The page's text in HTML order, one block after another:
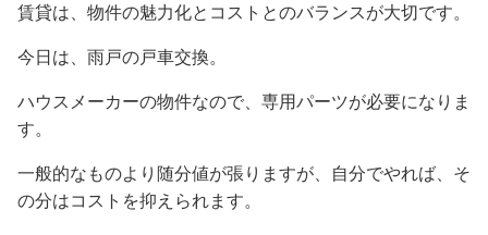
賃貸は、物件の魅力化とコストとのバランスが大切です。
今日は、雨戸の戸車交換。
ハウスメーカーの物件なので、専用パーツが必要になりま
す。
一般的なものより随分値が張りますが、自分でやれば、そ
の分はコストを抑えられます。